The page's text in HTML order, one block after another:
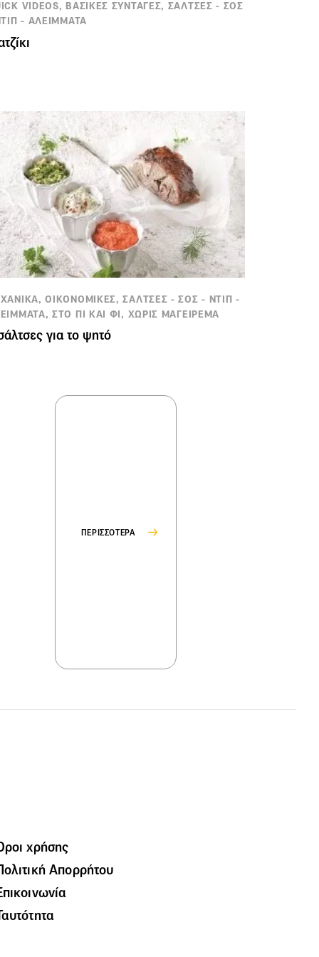
VIDEOS, ΒΑΣΙΚΕΣ ΣΥΝΤΑΓΕΣ, ΣΑΛΤΣΕΣ - ΣΟΣ
- ΑΛΕΙΜΜΑΤΑ
ΟΙΚΟΝΟΜΙΚΕΣ, ΣΑΛΤΣΕΣ - ΣΟΣ - ΝΤΙΠ -
ΣΤΟ ΠΙ ΚΑΙ ΦΙ, ΧΩΡΙΣ ΜΑΓΕΙΡΕΜΑ
για το ψητό
ΠΕΡΙΣΣΟΤΕΡΑ
χρήσης
Απορρήτου